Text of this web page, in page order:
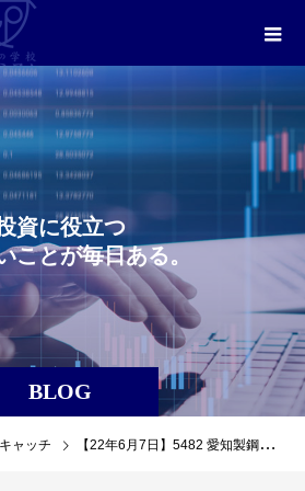
BLOG
資に役立つ
ことが毎日ある。
ャッチ 【22年6月7日】5482 愛知製鋼を利益確定しました。（トレンドキャッチ）